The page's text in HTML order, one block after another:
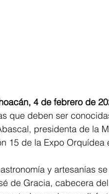
4 de febrero de
que deben ser
presidenta de la
15 de la Expo Orquídea
y artesanías
de Gracia, cabecera